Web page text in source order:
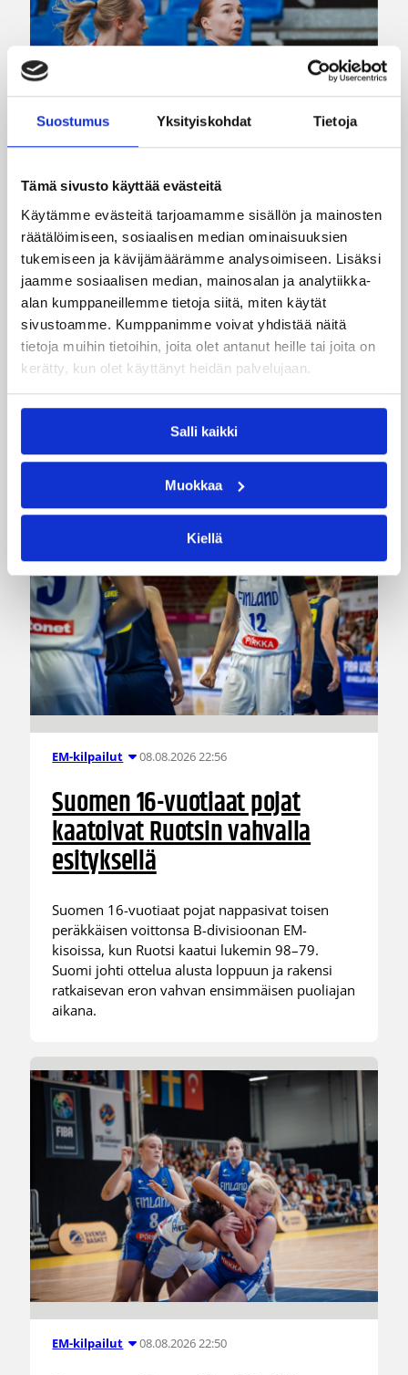
Suostumus Yksityiskohdat Tietoja
Tämä sivusto käyttää evästeitä
Käytämme evästeitä tarjoamamme sisällön ja mainosten
räätälöimiseen, sosiaalisen median ominaisuuksien
tukemiseen ja kävijämäärämme analysoimiseen. Lisäksi
jaamme sosiaalisen median, mainosalan ja analytiikka-
alan kumppaneillemme tietoja siitä, miten käytät
sivustoamme. Kumppanimme voivat yhdistää näitä
tietoja muihin tietoihin, joita olet antanut heille tai joita on
kerätty, kun olet käyttänyt heidän palvelujaan.
Salli kaikki
Muokkaa
Kiellä
3×3 08.08.2026 22:58
Suomea edustavat 3×3-
joukkueet aloittivat Nordic Cup
-urakkansa Kööpenhaminassa
Naisten joukkue nappasi avauspäivänä kaksi
voittoa neljästä ottelustaan, kun taas miesten
kamppailuissa, mutta jäi tällä kertaa ilman
EM-kilpailut 08.08.2026 22:56
Suomen 16-vuotiaat pojat
kaatoivat Ruotsin vahvalla
esityksellä
Suomen 16-vuotiaat pojat nappasivat toisen
peräkkäisen voittonsa B-divisioonan EM-
kisoissa, kun Ruotsi kaatui lukemin 98–79.
Suomi johti ottelua alusta loppuun ja rakensi
ratkaisevan eron vahvan ensimmäisen puoliajan
aikana.
EM-kilpailut 08.08.2026 22:50